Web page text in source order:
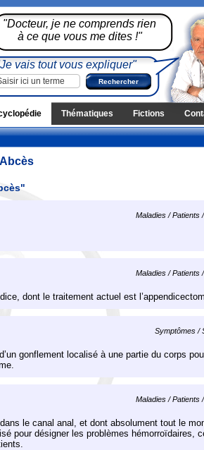
"Docteur, je ne comprends rien
à ce que vous me dites !"
vais tout vous expliquer"
Thématiques Fictions
Abcès
Maladies / Patients
Maladies / Patients
dont le traitement actuel est
Symptômes /
gonflement localisé à une partie du corps
Maladies / Patients
le canal anal, et dont absolument tout le
pour désigner les problèmes hémorroïdaires,